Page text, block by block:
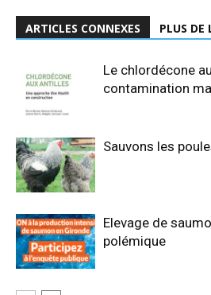
ARTICLES CONNEXES PLUS DE
Le chlordécone
contamination
Sauvons les
Elevage de
polémique